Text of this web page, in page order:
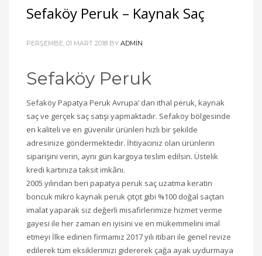
Sefaköy Peruk – Kaynak Saç
PERŞEMBE, 01 MART 2018 BY ADMIN
Sefaköy Peruk
Sefaköy Papatya Peruk Avrupa’ dan ithal peruk, kaynak
saç ve gerçek saç satışı yapmaktadır. Sefaköy bölgesinde
en kaliteli ve en güvenilir ürünleri hızlı bir şekilde
adresinize göndermektedir. İhtiyacınız olan ürünlerin
siparişini verin, aynı gün kargoya teslim edilsin. Üstelik
kredi kartınıza taksit imkânı.
2005 yılından beri papatya peruk saç uzatma keratin
boncuk mikro kaynak peruk çıtçıt gibi %100 doğal saçtan
imalat yaparak siz değerli misafirlerimize hizmet verme
gayesi ile her zaman en iyisini ve en mükemmelini imal
etmeyi İlke edinen firmamız 2017 yılı itibarı ile genel revize
edilerek tüm eksiklerimizi gidererek çağa ayak uydurmaya